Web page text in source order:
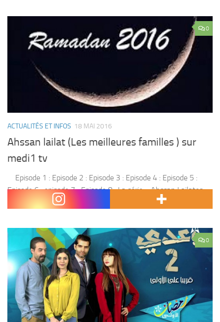
0
ACTUALITÉS ET INFOS 18 MAI 2016
Ahssan lailat (Les meilleures familles ) sur
medi1 tv
Episode 1 : Episode 2 : Episode 3 : Episode 4 : Episode 5 :
Episode 6 : episode 7 ; Episode 8 : La série « Ahssan Lailates »
est parmi les séries...
0